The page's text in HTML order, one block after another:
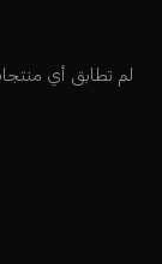
لم تطابق أي